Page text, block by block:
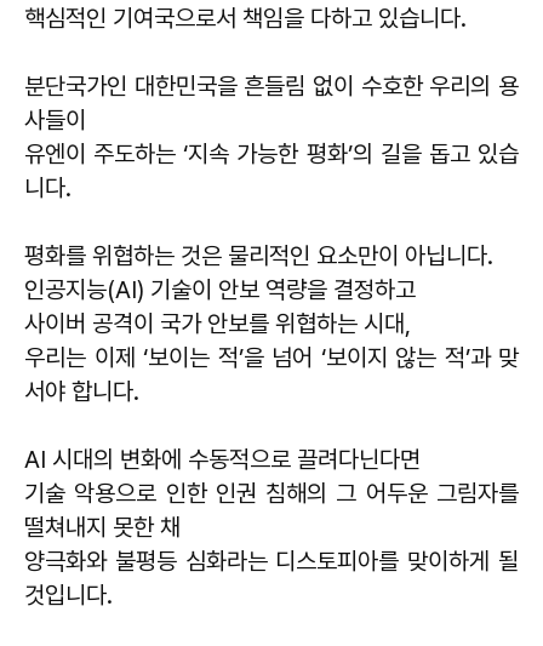
핵심적인 기여국으로서 책임을 다하고 있습니다.
분단국가인 대한민국을 흔들림 없이 수호한 우리의 용
사들이
유엔이 주도하는 ‘지속 가능한 평화’의 길을 돕고 있습
니다.
평화를 위협하는 것은 물리적인 요소만이 아닙니다.
인공지능(AI) 기술이 안보 역량을 결정하고
사이버 공격이 국가 안보를 위협하는 시대,
우리는 이제 ‘보이는 적’을 넘어 ‘보이지 않는 적’과 맞
서야 합니다.
AI 시대의 변화에 수동적으로 끌려다닌다면
기술 악용으로 인한 인권 침해의 그 어두운 그림자를
떨쳐내지 못한 채
양극화와 불평등 심화라는 디스토피아를 맞이하게 될
것입니다.